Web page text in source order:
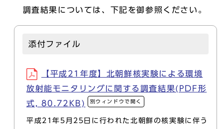
調査結果については、下記を御参照ください。
添付ファイル
【平成21年度】北朝鮮核実験による環境
放射能モニタリングに関する調査結果(PDF形
式, 80.72KB)
別ウィンドウで開く
平成21年5月25日に行われた北朝鮮の核実験に伴う